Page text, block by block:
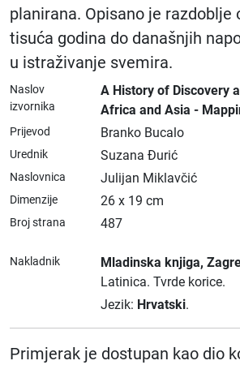
planirana. Opisano je razdoblje
tisuća godina do današnjih
u istraživanje svemira.
Naslov
izvornika
A History of Discovery
Africa and Asia -
Prijevod Branko Bucalo
Urednik Suzana Đurić
Naslovnica Julijan Miklavčić
Dimenzije 26 x 19 cm
Broj strana 487
Nakladnik Mladinska knjiga,
Latinica. Tvrde korice.
Jezik: Hrvatski.
Primjerak je dostupan kao dio